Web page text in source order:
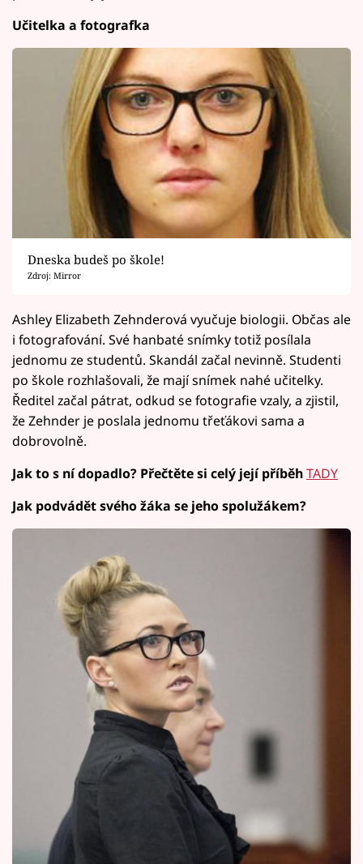
Učitelka a fotografka
Dneska budeš po škole!
Zdroj: Mirror
Ashley Elizabeth Zehnderová vyučuje biologii. Občas ale
i fotografování. Své hanbaté snímky totiž posílala
jednomu ze studentů. Skandál začal nevinně. Studenti
po škole rozhlašovali, že mají snímek nahé učitelky.
Ředitel začal pátrat, odkud se fotografie vzaly, a zjistil,
že Zehnder je poslala jednomu třeťákovi sama a
dobrovolně.
Jak to s ní dopadlo? Přečtěte si celý její příběhTADY
Jak podvádět svého žáka se jeho spolužákem?